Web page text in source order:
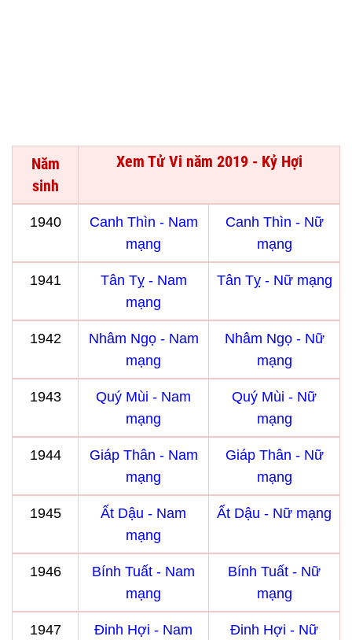
Năm
sinh
Xem Tử Vi năm 2019 - Kỷ Hợi
1940
Canh Thìn - Nam
mạng
Canh Thìn - Nữ
mạng
1941
Tân Tỵ - Nam
mạng
Tân Tỵ - Nữ mạng
1942
Nhâm Ngọ - Nam
mạng
Nhâm Ngọ - Nữ
mạng
1943
Quý Mùi - Nam
mạng
Quý Mùi - Nữ
mạng
1944
Giáp Thân - Nam
mạng
Giáp Thân - Nữ
mạng
1945
Ất Dậu - Nam
mạng
Ất Dậu - Nữ mạng
1946
Bính Tuất - Nam
mạng
Bính Tuất - Nữ
mạng
1947 Đinh Hợi - Nam Đinh Hợi - Nữ